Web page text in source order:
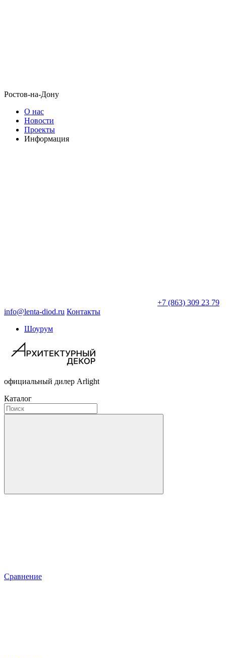
Ростов-на-Дону
О нас
Новости
Проекты
Информация
+7 (863) 309 23 79
info@lenta-diod.ru Контакты
Шоурум
официальный дилер Arlight
Каталог
Сравнение